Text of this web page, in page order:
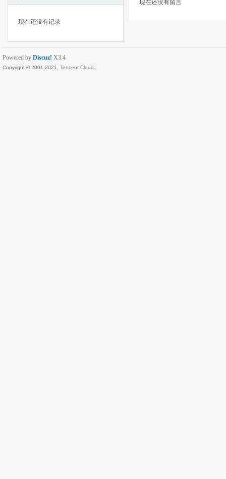
现在还没有记录
现在还没有留言
Powered by Discuz! X3.4
Copyright © 2001-2021, Tencent Cloud.